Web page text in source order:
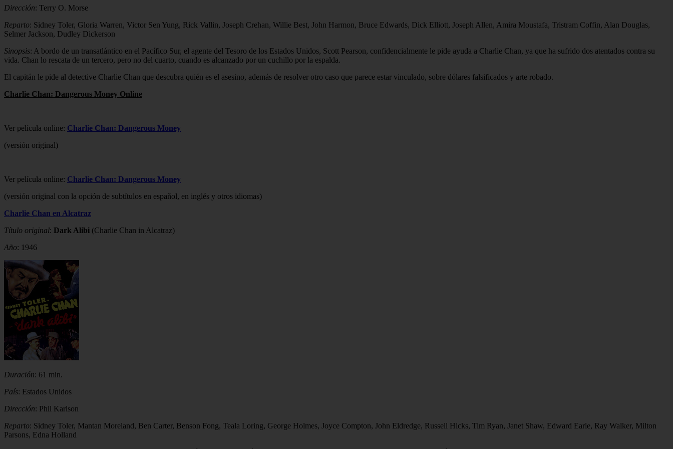
Dirección: Terry O. Morse
Reparto: Sidney Toler, Gloria Warren, Victor Sen Yung, Rick Vallin, Joseph Crehan, Willie Best, John Harmon, Bruce Edwards, Dick Elliott, Joseph Allen, Amira Moustafa, Tristram Coffin, Alan Douglas,
Selmer Jackson, Dudley Dickerson
Sinopsis: A bordo de un transatlántico en el Pacífico Sur, el agente del Tesoro de los Estados Unidos, Scott Pearson, confidencialmente le pide ayuda a Charlie Chan, ya que ha sufrido dos atentados contra su
vida. Chan lo rescata de un tercero, pero no del cuarto, cuando es alcanzado por un cuchillo por la espalda.
El capitán le pide al detective Charlie Chan que descubra quién es el asesino, además de resolver otro caso que parece estar vinculado, sobre dólares falsificados y arte robado.
Charlie Chan: Dangerous Money Online
Ver película online: Charlie Chan: Dangerous Money
(versión original)
Ver película online: Charlie Chan: Dangerous Money
(versión original con la opción de subtítulos en español, en inglés y otros idiomas)
Charlie Chan en Alcatraz
Título original: Dark Alibi (Charlie Chan in Alcatraz)
Año: 1946
Duración: 61 min.
País: Estados Unidos
Dirección: Phil Karlson
Reparto: Sidney Toler, Mantan Moreland, Ben Carter, Benson Fong, Teala Loring, George Holmes, Joyce Compton, John Eldredge, Russell Hicks, Tim Ryan, Janet Shaw, Edward Earle, Ray Walker, Milton
Parsons, Edna Holland